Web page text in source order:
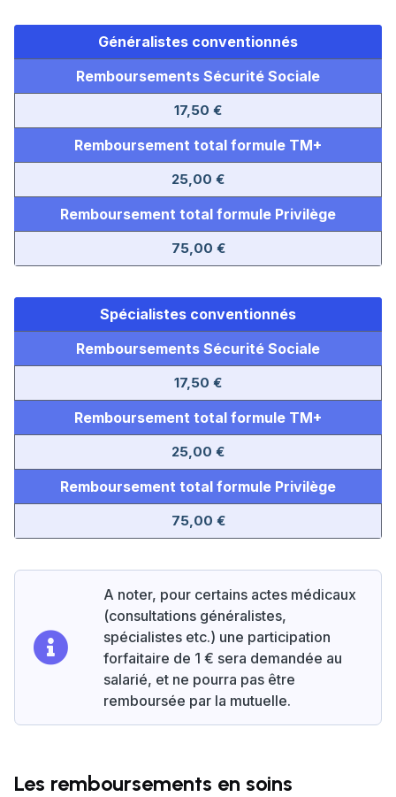
Généralistes conventionnés
Remboursements Sécurité Sociale
17,50 €
Remboursement total formule TM+
25,00 €
Remboursement total formule Privilège
75,00 €
Spécialistes conventionnés
Remboursements Sécurité Sociale
17,50 €
Remboursement total formule TM+
25,00 €
Remboursement total formule Privilège
75,00 €
A noter, pour certains actes médicaux
(consultations généralistes,
spécialistes etc.) une participation
forfaitaire de 1 € sera demandée au
salarié, et ne pourra pas être
remboursée par la mutuelle.
Les remboursements en soins